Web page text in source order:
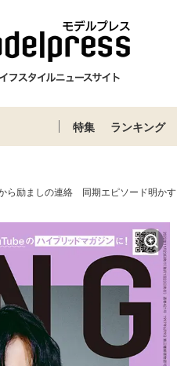
特集 ランキング
ら励ましの連絡 同期エピソード明かす